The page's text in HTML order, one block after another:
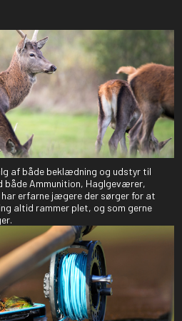
af både beklædning og udstyr til
både Ammunition, Haglgeværer,
erfarne jægere der sørger for at
altid rammer plet, og som gerne